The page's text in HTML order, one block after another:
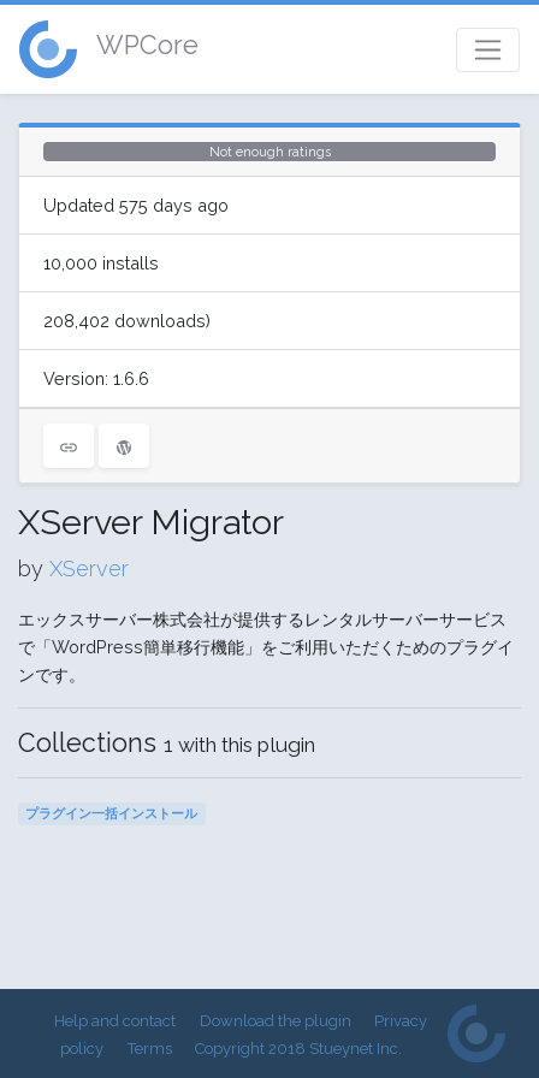
WPCore
Not enough ratings
Updated 575 days ago
10,000 installs
208,402 downloads)
Version: 1.6.6
XServer Migrator
by XServer
エックスサーバー株式会社が提供するレンタルサーバーサービス
で「WordPress簡単移行機能」をご利用いただくためのプラグイ
ンです。
Collections 1 with this plugin
プラグイン一括インストール
Help and contact Download the plugin
Privacy
policy
Terms Copyright 2018 Stueynet Inc.